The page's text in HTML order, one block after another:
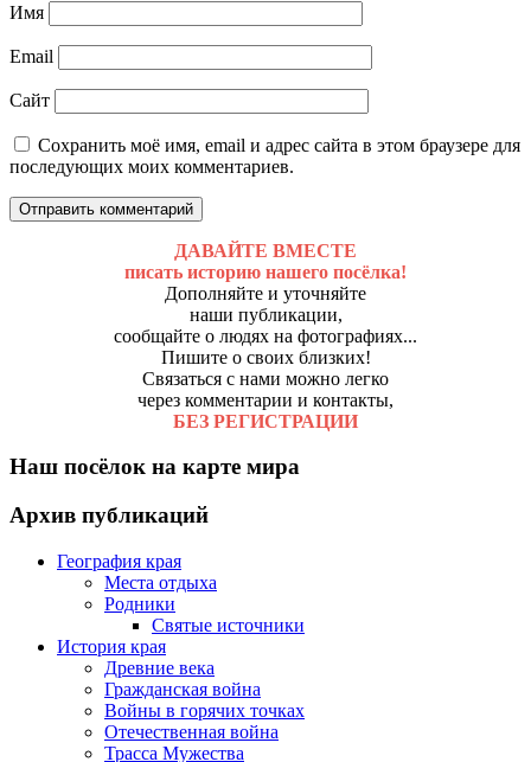
Имя
Email
Сайт
Сохранить моё имя, email и адрес сайта в этом браузере для
последующих моих комментариев.
ДАВАЙТЕ ВМЕСТЕ
писать историю нашего посёлка!
Дополняйте и уточняйте
наши публикации,
сообщайте о людях на фотографиях...
Пишите о своих близких!
Связаться с нами можно легко
через комментарии и контакты,
БЕЗ РЕГИСТРАЦИИ
Наш посёлок на карте мира
Архив публикаций
География края
Места отдыха
Родники
Святые источники
История края
Древние века
Гражданская война
Войны в горячих точках
Отечественная война
Трасса Мужества